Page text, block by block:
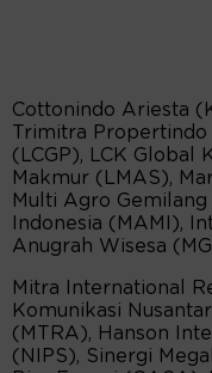
Cottonindo Ariesta
Trimitra
(LCGP), LCK Global
Makmur (LMAS),
Multi Agro Gemilang
Indonesia (MAMI),
Anugrah Wisesa
Mitra International
Komunikasi
(MTRA), Hanson
(NIPS), Sinergi